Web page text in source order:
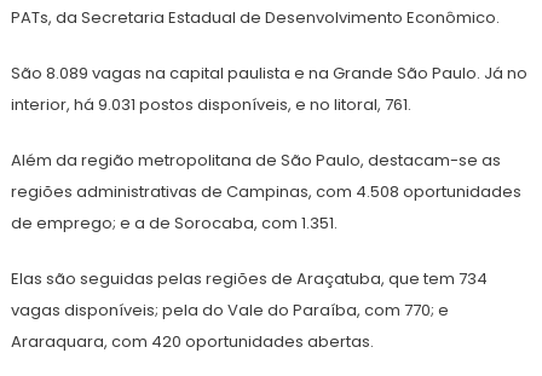
PATs, da Secretaria Estadual de Desenvolvimento Econômico.
São 8.089 vagas na capital paulista e na Grande São Paulo. Já no
interior, há 9.031 postos disponíveis, e no litoral, 761.
Além da região metropolitana de São Paulo, destacam-se as
regiões administrativas de Campinas, com 4.508 oportunidades
de emprego; e a de Sorocaba, com 1.351.
Elas são seguidas pelas regiões de Araçatuba, que tem 734
vagas disponíveis; pela do Vale do Paraíba, com 770; e
Araraquara, com 420 oportunidades abertas.